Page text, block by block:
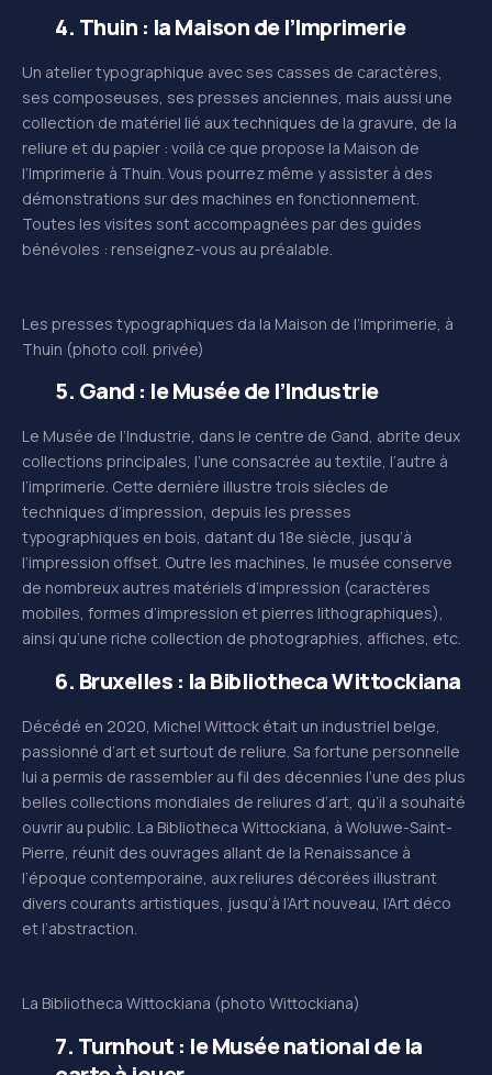
4. Thuin : laMaison de l’Imprimerie
Un atelier typographique avec ses casses de caractères,
ses composeuses, ses presses anciennes, mais aussi une
collection de matériel lié aux techniques de la gravure, de la
reliure et du papier : voilà ce que propose la Maison de
l’Imprimerie à Thuin. Vous pourrez même y assister à des
démonstrations sur des machines en fonctionnement.
Toutes les visites sont accompagnées par des guides
bénévoles : renseignez-vous au préalable.
Les presses typographiques da la Maison de l’Imprimerie, à
Thuin (photo coll. privée)
5. Gand : leMusée de l’Industrie
Le Musée de l’Industrie, dans le centre de Gand, abrite deux
collections principales, l’une consacrée au textile, l’autre à
l’imprimerie. Cette dernière illustre trois siècles de
techniques d’impression, depuis les presses
typographiques en bois, datant du 18e siècle, jusqu’à
l’impression offset. Outre les machines, le musée conserve
de nombreux autres matériels d’impression (caractères
mobiles, formes d’impression et pierres lithographiques),
ainsi qu’une riche collection de photographies, affiches, etc.
6. Bruxelles : laBibliotheca Wittockiana
Décédé en 2020, Michel Wittock était un industriel belge,
passionné d’art et surtout de reliure. Sa fortune personnelle
lui a permis de rassembler au fil des décennies l’une des plus
belles collections mondiales de reliures d’art, qu’il a souhaité
ouvrir au public. La Bibliotheca Wittockiana, à Woluwe-Saint-
Pierre, réunit des ouvrages allant de la Renaissance à
l’époque contemporaine, aux reliures décorées illustrant
divers courants artistiques, jusqu’à l’Art nouveau, l’Art déco
et l’abstraction.
La Bibliotheca Wittockiana (photo Wittockiana)
7. Turnhout : leMusée national de la